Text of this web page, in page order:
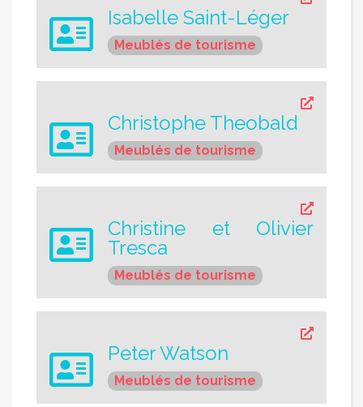
Isabelle Saint-Léger
Meublés de tourisme
Christophe Theobald
Meublés de tourisme
Christine et Olivier
Tresca
Meublés de tourisme
Peter Watson
Meublés de tourisme